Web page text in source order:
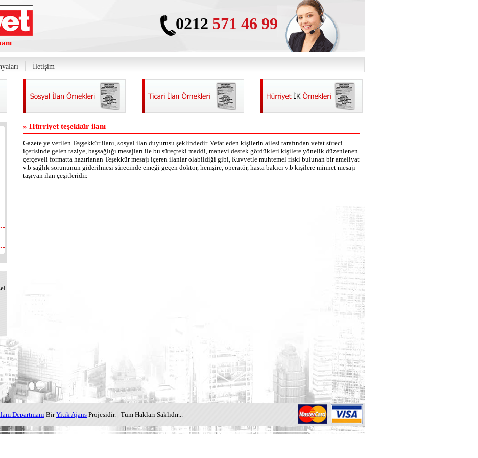
0212 571 46 99
İletişim
Hürriyet teşekkür ilanı
Gazete ye verilen Teşşekkür ilanı, sosyal ilan duyurusu şeklindedir. Vefat eden kişilerin ailesi tarafından vefat süreci
içerisinde gelen taziye, başsağlığı mesajları ile bu süreçteki maddi, manevi destek gördükleri kişilere yönelik düzenlenen
çerçeveli formatta hazırlanan Teşekkür mesajı içeren ilanlar olabildiği gibi, Kuvvetle muhtemel riski bulunan bir ameliyat
v.b sağlık sorununun giderilmesi sürecinde emeği geçen doktor, hemşire, operatör, hasta bakıcı v.b kişilere minnet mesajı
taşıyan ilan çeşitleridir.
DepartmanıBirYitik Ajans Projesidir. | Tüm Hakları Saklıdır...